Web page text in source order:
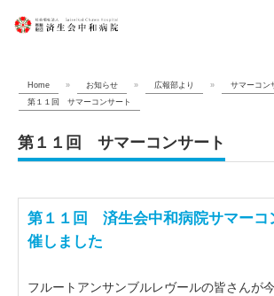
Home » お知らせ » 広報部より » サマーコン
第１１回 サマーコンサート
第１１回 サマーコンサート
第１１回 済生会中和病院サマーコ
催しました
フルートアンサンブルレヴールの皆さんが